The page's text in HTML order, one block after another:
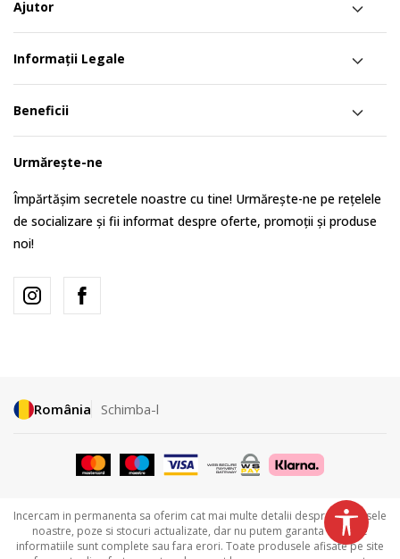
Ajutor
Informații Legale
Beneficii
Urmărește-ne
Împărtășim secretele noastre cu tine! Urmărește-ne pe rețelele
de socializare și fii informat despre oferte, promoții și produse
noi!
România Schimba-l
Incercam in permanenta sa oferim cat mai multe detalii despre produsele
noastre, poze si stocuri actualizate, dar nu putem garanta ca toate
informatiile sunt complete sau fara erori. Toate produsele afisate pe site